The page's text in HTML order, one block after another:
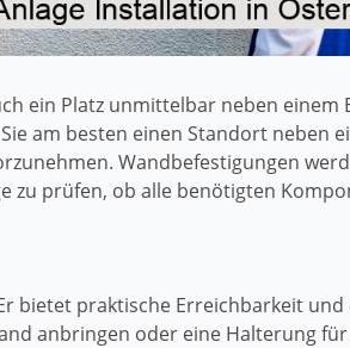
ein Platz unmittelbar neben einem
am besten einen Standort neben
Wandbefestigungen
prüfen, ob alle benötigten
bietet praktische Erreichbarkeit und
anbringen oder eine Halterung